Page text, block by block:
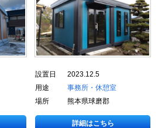
設置日
2023.12.5
用途
事務所・休憩室
場所
熊本県球磨郡
詳細はこちら